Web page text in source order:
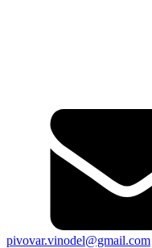
pivovar.vinodel@gmail.com